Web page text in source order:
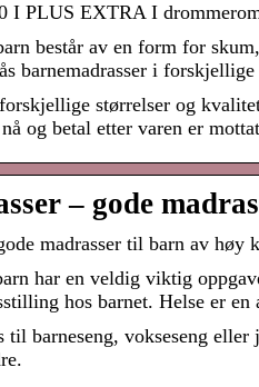
I PLUS EXTRA I
består av en form for
barnemadrasser i
størrelser og
og betal etter varen er
– gode
madrasser til barn av
har en veldig viktig
hos barnet. Helse er
til barneseng, vokseseng